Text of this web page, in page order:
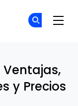
Ventajas,
y Precios